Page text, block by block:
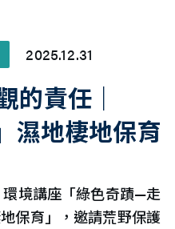
2025.12.31
的責任｜
濕地棲地保育
境講座「綠色奇蹟—走
保育」，邀請荒野保護